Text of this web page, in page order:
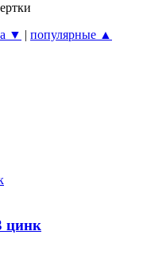
▼ | популярные ▲
цинк